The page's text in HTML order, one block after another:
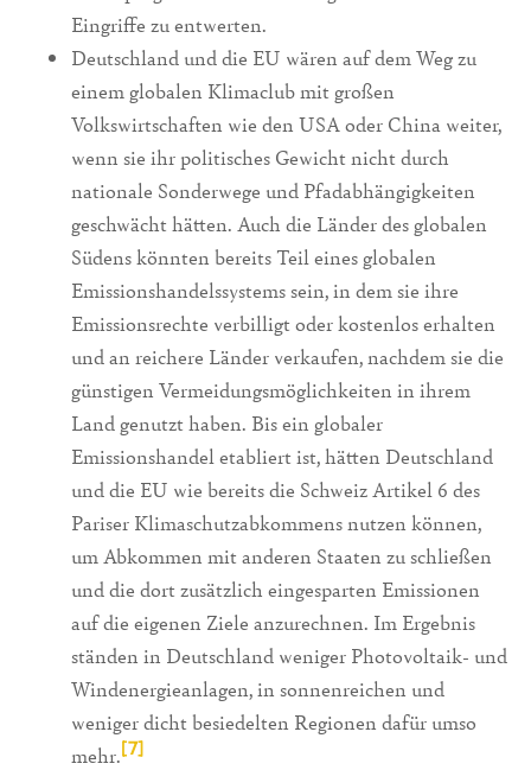
Eingriffe zu entwerten.
Deutschland und die EU wären auf dem Weg zu
einem globalen Klimaclub mit großen
Volkswirtschaften wie den USA oder China weiter,
wenn sie ihr politisches Gewicht nicht durch
nationale Sonderwege und Pfadabhängigkeiten
geschwächt hätten. Auch die Länder des globalen
Südens könnten bereits Teil eines globalen
Emissionshandelssystems sein, in dem sie ihre
Emissionsrechte verbilligt oder kostenlos erhalten
und an reichere Länder verkaufen, nachdem sie die
günstigen Vermeidungsmöglichkeiten in ihrem
Land genutzt haben. Bis ein globaler
Emissionshandel etabliert ist, hätten Deutschland
und die EU wie bereits die Schweiz Artikel 6 des
Pariser Klimaschutzabkommens nutzen können,
um Abkommen mit anderen Staaten zu schließen
und die dort zusätzlich eingesparten Emissionen
auf die eigenen Ziele anzurechnen. Im Ergebnis
ständen in Deutschland weniger Photovoltaik- und
Windenergieanlagen, in sonnenreichen und
weniger dicht besiedelten Regionen dafür umso
mehr.[7]